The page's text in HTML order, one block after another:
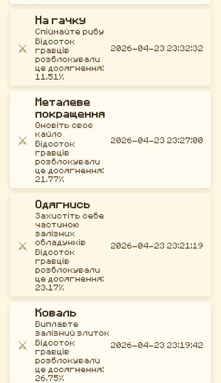
⚔️
На гачку
Спіймайте рибу
Відсоток
гравців
розблокували
це досягнення:
11.51%
2026-04-23 23:32:32
⚔️
Металеве
покращення
Оновіть своє
кайло
Відсоток
гравців
розблокували
це досягнення:
21.77%
2026-04-23 23:27:00
⚔️
Одягнись
Захистіть себе
частиною
залізних
обладунків
Відсоток
гравців
розблокували
це досягнення:
23.17%
2026-04-23 23:21:19
⚔️
Коваль
Виплавте
залізний злиток
Відсоток
гравців
розблокували
це досягнення:
26.75%
2026-04-23 23:19:42